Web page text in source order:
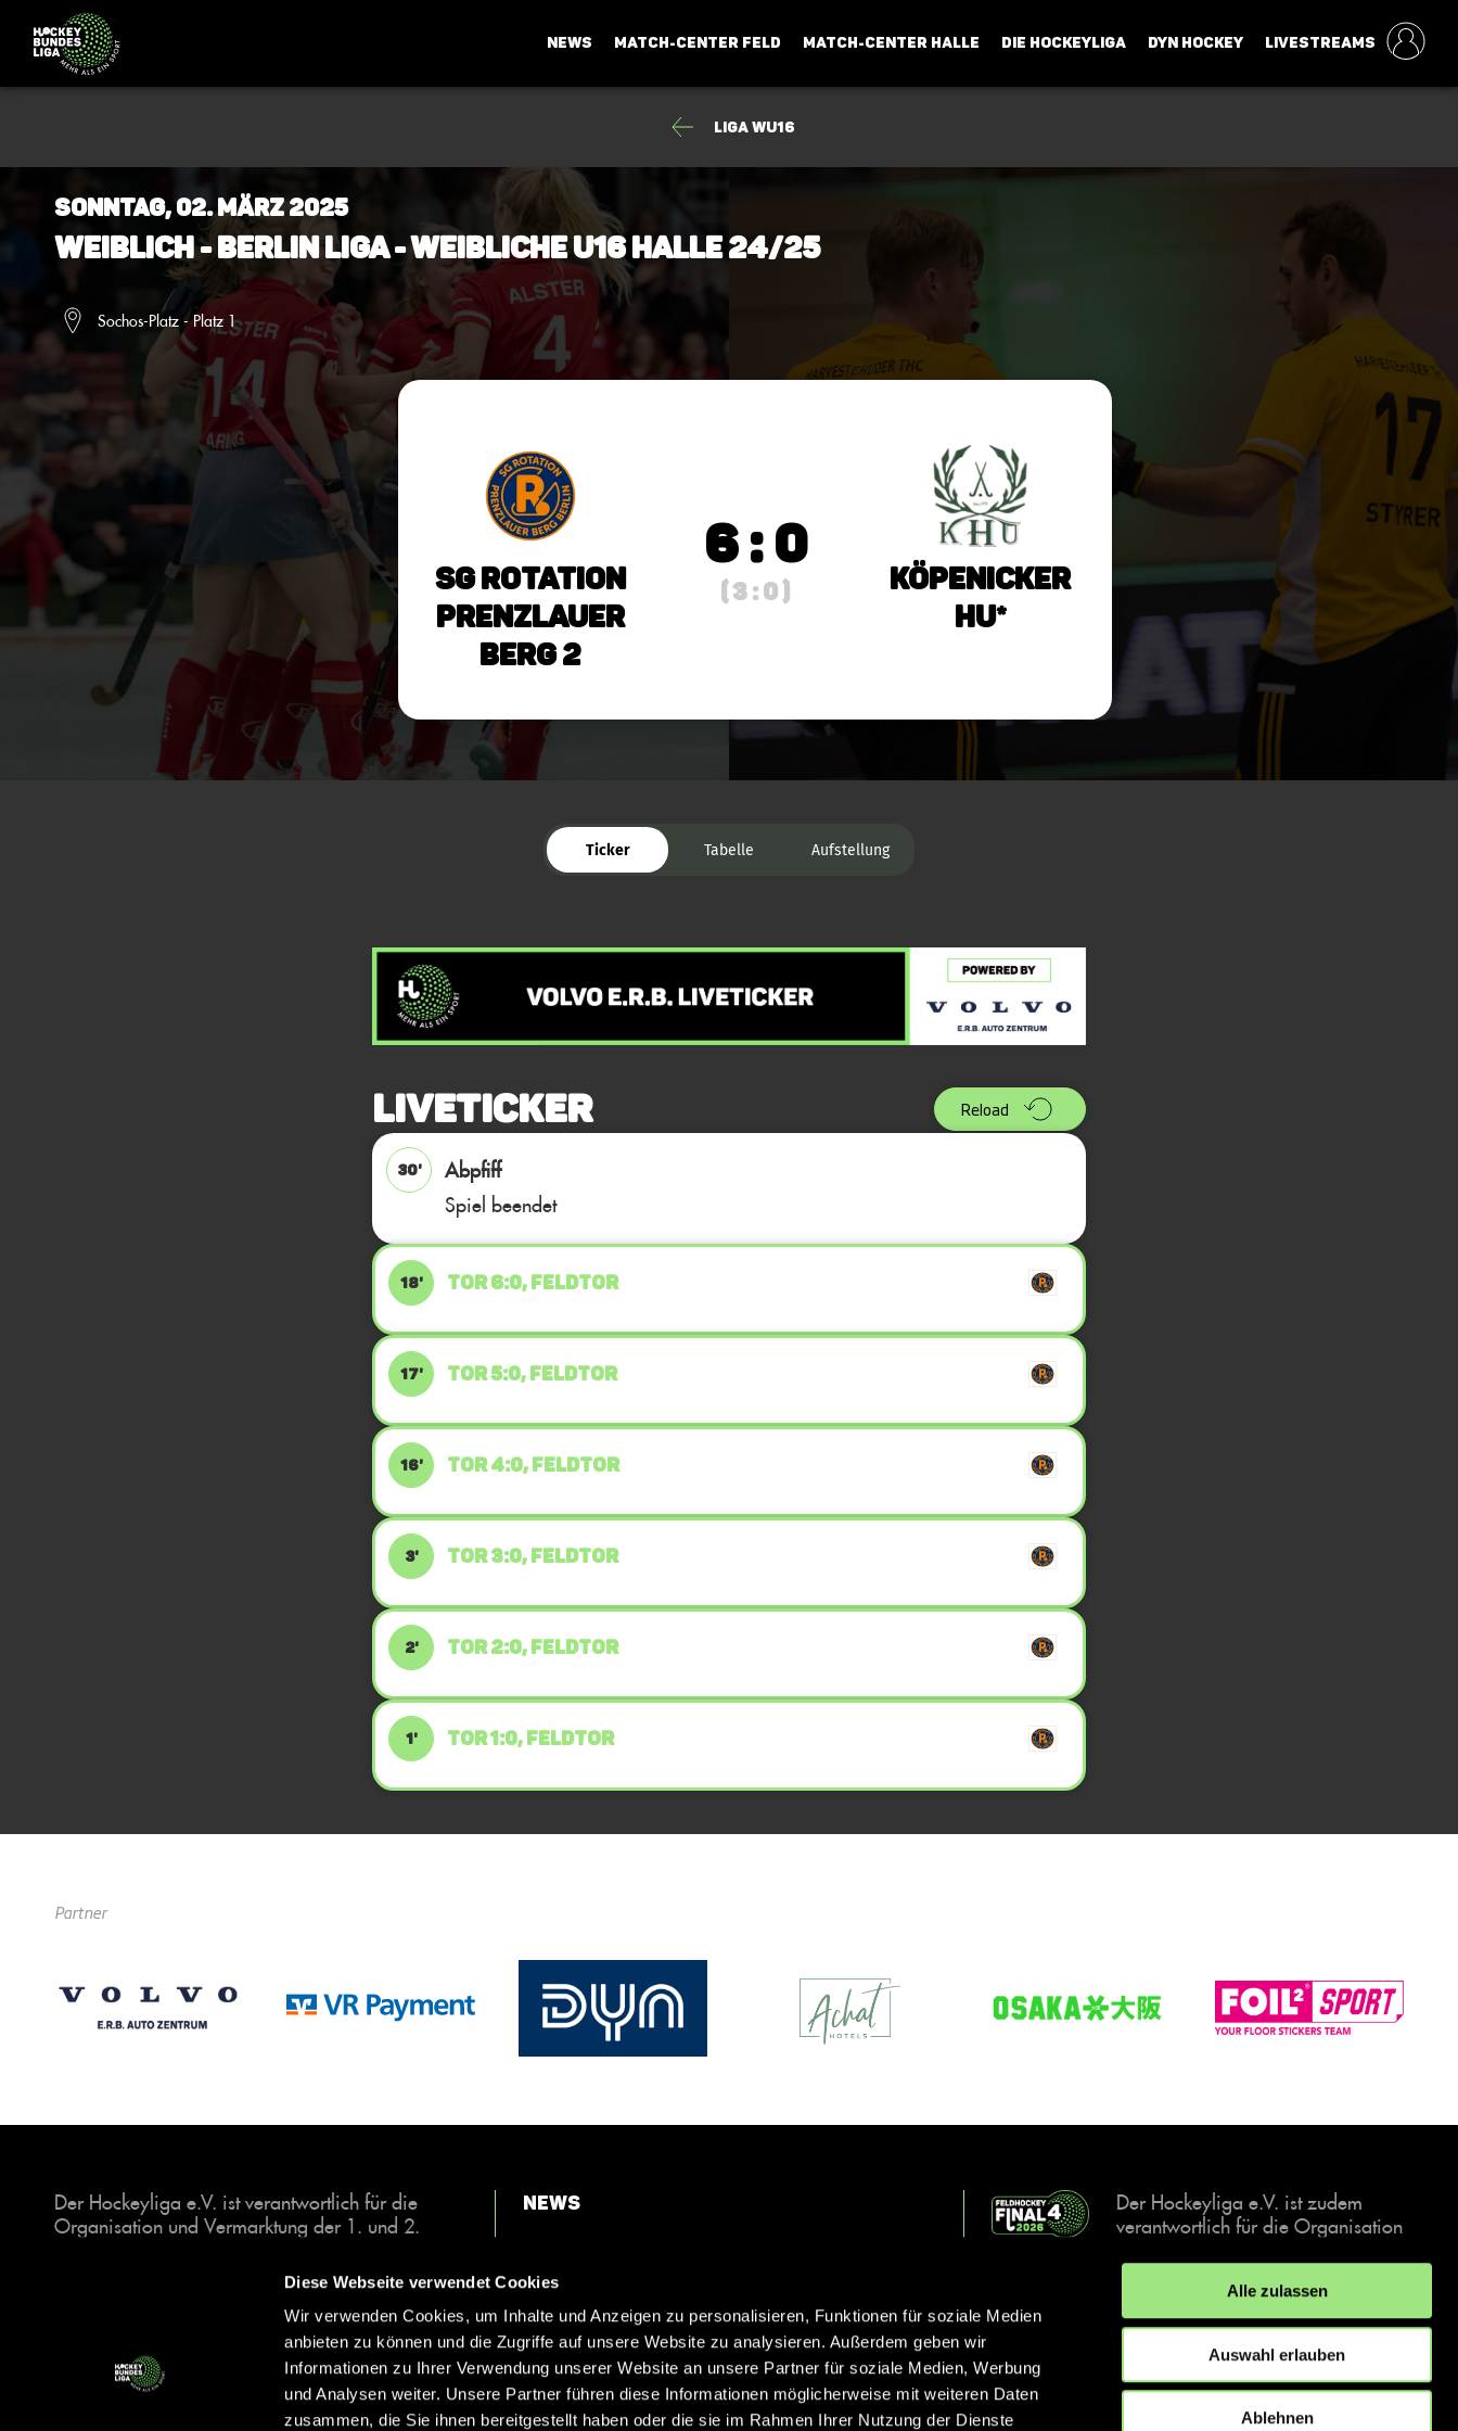
Diese Webseite verwendet Cookies
Wir verwenden Cookies, um Inhalte und Anzeigen zu personalisieren, Funktionen für soziale Medien
anbieten zu können und die Zugriffe auf unsere Website zu analysieren. Außerdem geben wir
Informationen zu Ihrer Verwendung unserer Website an unsere Partner für soziale Medien, Werbung
und Analysen weiter. Unsere Partner führen diese Informationen möglicherweise mit weiteren Daten
zusammen, die Sie ihnen bereitgestellt haben oder die sie im Rahmen Ihrer Nutzung der Dienste
Alle zulassen
Auswahl erlauben
Ablehnen
NEWS MATCH-CENTER FELD MATCH-CENTER HALLE DIE HOCKEYLIGA DYN HOCKEY LIVESTREAMS
Liga wU16
Sonntag, 02. März 2025
Weiblich - BERLIN Liga - Weibliche U16 Halle 24/25
Sochos-Platz - Platz 1
SG Rotation
Prenzlauer
Berg 2
6 : 0
( 3 : 0 )
Köpenicker
HU*
Ticker Tabelle Aufstellung
Liveticker Reload
30'
Abpfiff
Spiel beendet
18' TOR 6:0, FELDTOR
17' TOR 5:0, FELDTOR
16' TOR 4:0, FELDTOR
3' TOR 3:0, FELDTOR
2' TOR 2:0, FELDTOR
1' TOR 1:0, FELDTOR
Partner
Der Hockeyliga e.V. ist verantwortlich für die
Organisation und Vermarktung der 1. und 2.
Halle. Insgesamt sind über 60 Vereine unter dem
Dach der Hockeyliga organisiert, sowohl im
Herren als auch im Damen Bereich.
News
Kontakt
Der Hockeyliga e.V. ist zudem
verantwortlich für die Organisation
Events, der deutschen Hockey-
Meisterschaften.
IMPRESSUM DATENSCHUTZERKLÄRUNG